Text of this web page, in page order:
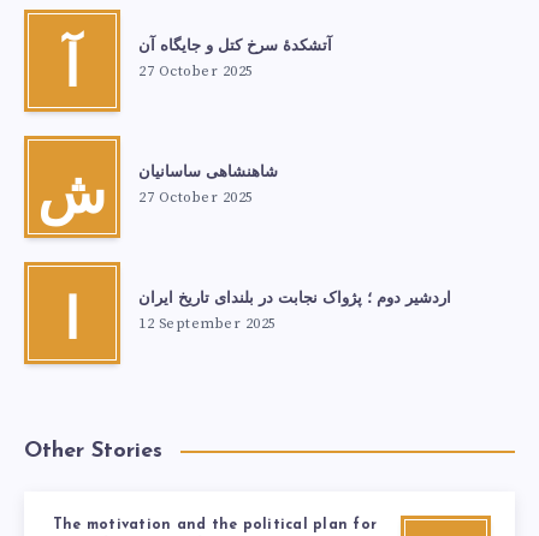
آ آتشكدهٔ سرخ‌ کتل و جایگاه آن
27 October 2025
ش شاهنشاهی ساسانیان
27 October 2025
ا اردشیر دوم ؛ پژواک نجابت در بلندای تاریخ ایران
12 September 2025
Other Stories
The motivation and the political plan for